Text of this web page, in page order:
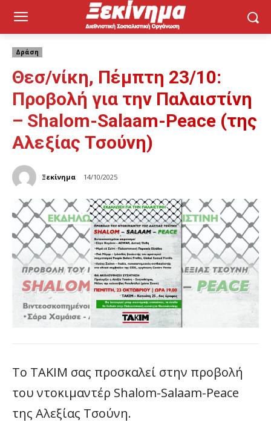
Δράση
Θεσ/νίκη, Πέμπτη 23/10:
Προβολή για την Παλαιστίνη
– Shalom-Salaam-Peace (της
Αλεξίας Τσούνη)
Ξεκίνημα 14/10/2025
Το ΤΑΚΙΜ σας προσκαλεί στην προβολή
του ντοκιμαντέρ Shalom-Salaam-Peace
της Αλεξίας Τσούνη.